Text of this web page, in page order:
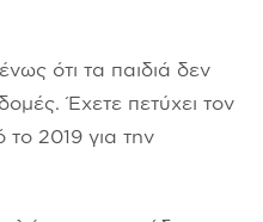
ότι τα παιδιά δεν
Έχετε πετύχει τον
το 2019 για την